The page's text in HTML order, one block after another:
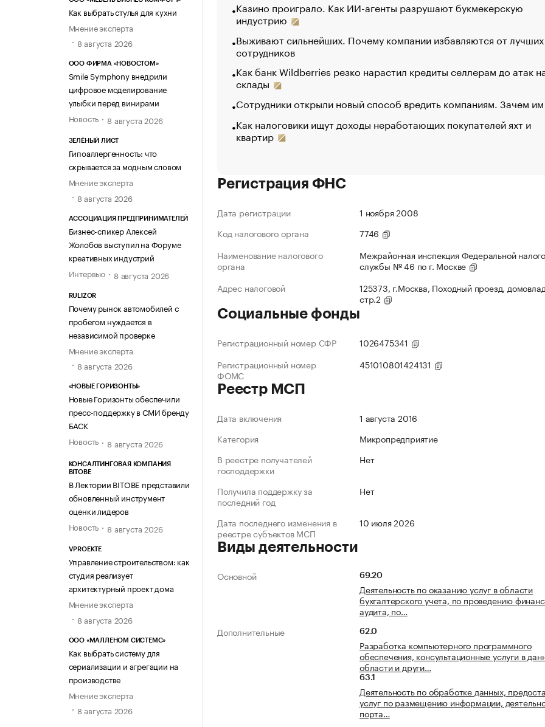
Как выбрать стулья для кухни
Мнение эксперта
8 августа 2026
ООО ФИРМА «НОВОСТОМ»
Smile Symphony внедрили
цифровое моделирование
улыбки перед винирами
Новость
8 августа 2026
ЗЕЛЁНЫЙ ЛИСТ
Гипоаллергенность: что
скрывается за модным словом
Мнение эксперта
8 августа 2026
АССОЦИАЦИЯ ПРЕДПРИНИМАТЕЛЕЙ
Бизнес-спикер Алексей
Жолобов выступил на Форуме
креативных индустрий
Интервью
8 августа 2026
RULIZOR
Почему рынок автомобилей с
пробегом нуждается в
независимой проверке
Мнение эксперта
8 августа 2026
«НОВЫЕ ГОРИЗОНТЫ»
Новые Горизонты обеспечили
пресс-поддержку в СМИ бренду
БАСК
Новость
8 августа 2026
КОНСАЛТИНГОВАЯ КОМПАНИЯ
BITOBE
В Лектории BITOBE представили
обновленный инструмент
оценки лидеров
Новость
8 августа 2026
VPROEKTE
Управление строительством: как
студия реализует
архитектурный проект дома
Мнение эксперта
8 августа 2026
ООО «МАЛЛЕНОМ СИСТЕМС»
Как выбрать систему для
сериализации и агрегации на
производстве
Мнение эксперта
8 августа 2026
Казино проиграло. Как ИИ-агенты разрушают букмекерскую
индустрию
Выживают сильнейших. Почему компании избавляются от лучших
сотрудников
Как банк Wildberries резко нарастил кредиты селлерам до атак
склады
Сотрудники открыли новый способ вредить компаниям. Зачем
Как налоговики ищут доходы неработающих покупателей яхт и
квартир
Регистрация ФНС
Дата регистрации
1 ноября 2008
Код налогового органа
7746
Наименование налогового
органа
Межрайонная инспекция Федеральной
службы № 46 по г. Москве
Адрес налоговой
125373, г.Москва, Походный проезд,
стр.2
Социальные фонды
Регистрационный номер СФР
1026475341
Регистрационный номер
ФОМС
451010801424131
Реестр МСП
Дата включения
1 августа 2016
Категория
Микропредприятие
В реестре получателей
господдержки
Нет
Получила поддержку за
последний год
Нет
Дата последнего изменения в
реестре субъектов МСП
10 июля 2026
Виды деятельности
Основной 69.20
Деятельность по оказанию услуг в области
бухгалтерского учета, по проведению
аудита, по…
Дополнительные
62.0
Разработка компьютерного программного
обеспечения, консультационные услуги в
области и други…
63.1
Деятельность по обработке данных,
услуг по размещению информации,
порта…